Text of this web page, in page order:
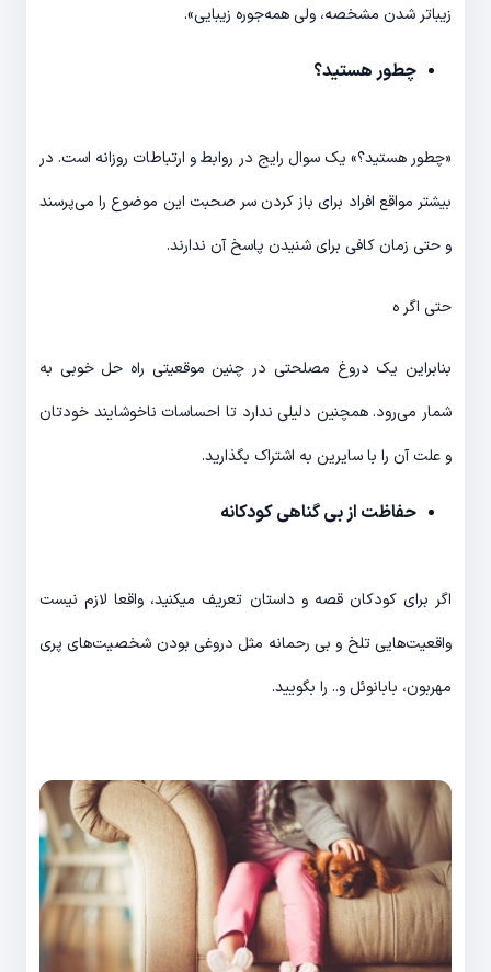
زیباتر شدن مشخصه، ولی همه‌جوره زیبایی».
چطور هستید؟
«چطور هستید؟» یک سوال رایج در روابط و ارتباطات روزانه است. در
بیشتر مواقع افراد برای باز کردن سر صحبت این موضوع را می‌پرسند
و حتی زمان کافی برای شنیدن پاسخ آن ندارند.
حتی اگر ہ
بنابراین یک دروغ مصلحتی در چنین موقعیتی راه حل خوبی به
شمار می‌رود. همچنین دلیلی ندارد تا احساسات ناخوشایند خودتان
و علت آن را با سایرین به اشتراک بگذارید.
حفاظت از بی گناهی کودکانه
اگر برای کودکان قصه و داستان تعریف میکنید، واقعا لازم نیست
واقعیت‌هایی تلخ و بی رحمانه مثل دروغی بودن شخصیت‌های پری
مهربون، بابانوئل و.. را بگویید.